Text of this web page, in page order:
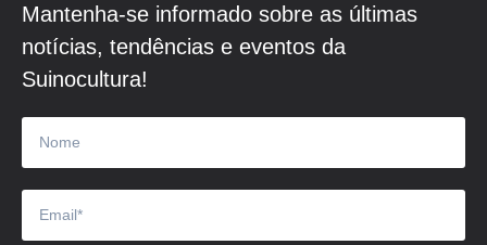
Mantenha-se informado sobre as últimas
notícias, tendências e eventos da
Suinocultura!